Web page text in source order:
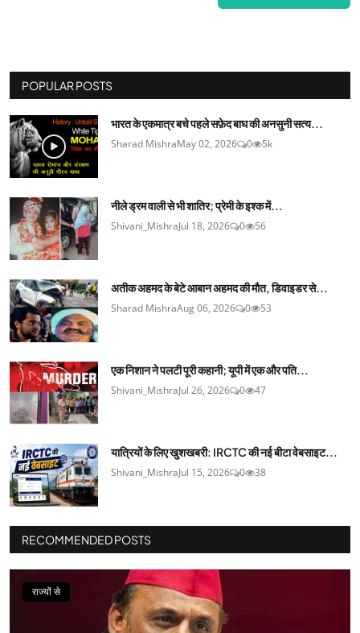
POPULAR POSTS
भारत के एकमात्र बचे पहले सफ़ेद बाघ की अनसुनी सत्य...
Sharad MishraMay 02, 2026 0 5k
नीले ड्रम वाली से भी शातिर; प्रेमी के इश्‍क में...
Shivani_MishraJul 18, 2026 0 56
अतीक अहमद के बेटे आबान अहमद की मौत, डिवाइडर से...
Sharad MishraAug 06, 2026 0 53
एक निशान ने पलटी पूरी कहानी; यूपी में एक और पति...
Shivani_MishraJul 26, 2026 0 47
यात्रियों के लिए खुशखबरी: IRCTC की नई बीटा वेबसाइट...
Shivani_MishraJul 15, 2026 0 38
RECOMMENDED POSTS
राज्यों से